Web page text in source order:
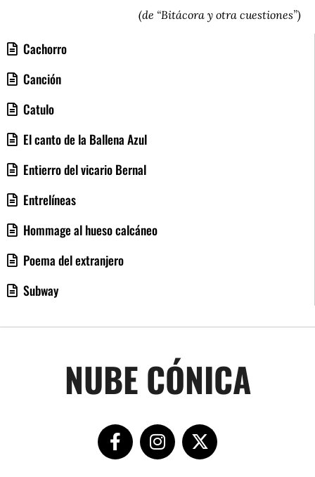
Cachorro
Canción
Catulo
El canto de la Ballena Azul
Entierro del vicario Bernal
Entrelíneas
Hommage al hueso calcáneo
Poema del extranjero
Subway
(de “Bitácora y otra cuestiones”)
NUBE CÓNICA